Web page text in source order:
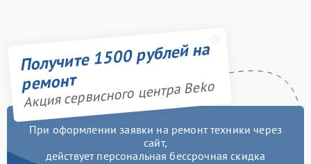
Получите 1500 рублей на
ремонт
Акция сервисного центра Beko
При оформлении заявки на ремонт техники через
сайт,
действует персональная бессрочная скидка